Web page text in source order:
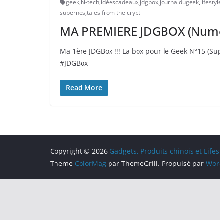
geek,hi-tech,idéescadeaux,jdgbox,journaldugeek,
supernes,tales from the crypt
MA PREMIERE JDGBOX
Ma 1ère JDGBox !!! La box pour le Geek N°15
#JDGBox
Read More
Copyright © 2026 Gadgets, Produits chinois et
Theme ColorMag par ThemeGrill. Propulsé par